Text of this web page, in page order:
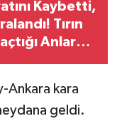
Kaybetti,
Tırın
Anlar
Ankara kara
geldi.